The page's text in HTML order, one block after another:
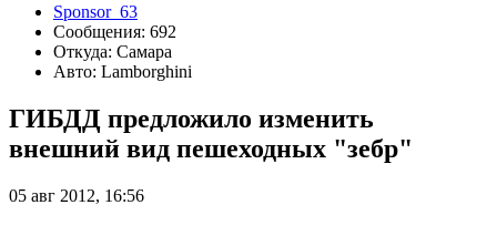
Sponsor_63
Сообщения: 692
Откуда: Самара
Авто: Lamborghini
ГИБДД предложило изменить
внешний вид пешеходных "зебр"
05 авг 2012, 16:56